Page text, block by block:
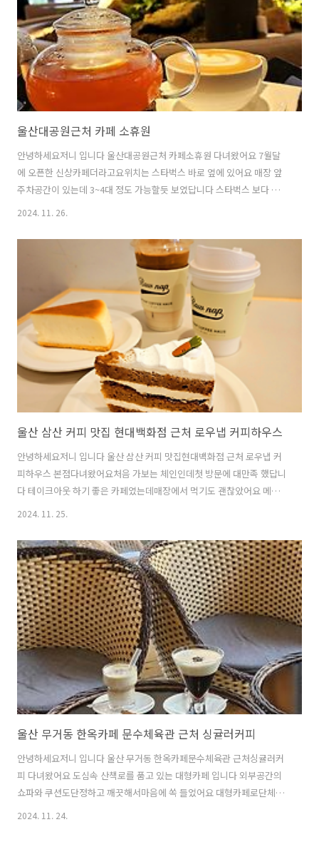
수 있겠지만저는 이것도 얼마나 맛있는지몇개나 순삭했답니다 남편과
아이도 맛있다고 했어요베어 먹기 싫으면 원하는 크기로 ..
울산대공원근처 카페 소휴원
안녕하세요저니 입니다 울산대공원근처 카페소휴원 다녀왔어요 7월달
에 오픈한 신상카페더라고요위치는 스타벅스 바로 옆에 있어요 매장 앞
주차공간이 있는데 3~4대 정도 가능할듯 보였답니다 스타벅스 보다 단
체모임에 강한카페 같았어요대신 혼자 조용히 마신다면저는 스타벅스가
마시는분있었어요 매장내부는 생각보다 더 넓었어요편안한 쇼파 의자에
탁 트인 느낌이 들었답니다 예약 가능한 미팅룸 같은 공간이있어서단체
모임도 옆테이블 눈치 안 보고쾌활하게 가능할것 같았어요 외부공간도
있었는데이날은 살짝 추워서사진만 찍어 보았네요 8시 30분부터 브런치
가가능한점도 꽤 매력적이였답니다 오래간만에 따뜻한 티를 주문했네요
수제로 만들어져 더욱 정성스러운맛이였..
2024. 11. 26.
울산 삼산 커피 맛집 현대백화점 근처 로우냅 커피하우스
안녕하세요저니 입니다 울산 삼산 커피 맛집현대백화점 근처 로우냅 커
피하우스 본점다녀왔어요처음 가보는 체인인데첫 방문에 대만족 했답니
다 테이크아웃 하기 좋은 카페였는데매장에서 먹기도 괜찮았어요 메뉴
및 가격가격도 저렴한편 입니다일단 커피가 맛있어요진하고 달달하니
듯해요너무 달기만한 케이크가 아니라 달달한 커피를 좋아하는 제가 함
께 먹기 찰떡 궁합이였답니다 매장이 작아도 알차고직원분들 친절해서
혼자 삼산가도 다시 방문해보고 싶은곳 입니다 울산 삼산 커피 맛집현대
백화점 근처 로우냅 커피하우스마음속에 저장 입니다
2024. 11. 25.
울산 무거동 한옥카페 문수체육관 근처 싱귤러커피
안녕하세요저니 입니다 울산 무거동 한옥카페문수체육관 근처싱귤러커
피 다녀왔어요 도심속 산책로를 품고 있는 대형카페 입니다 외부공간의
쇼파와 쿠션도단정하고 깨끗해서마음에 쏙 들었어요 대형카페로단체모
임하기도 좋겠더라고요 특별한날 모이기 좋은잔잔한 분위기의 감성카페
2024. 11. 24.